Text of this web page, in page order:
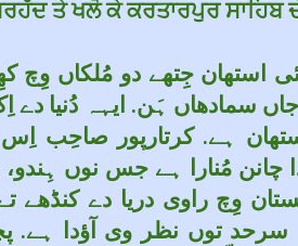
ਤੇ ਖਲੋ ਕੇ ਕਰਤਾਰਪੁਰ ਸਾਹਿਬ
استھان جِتھے دو مُلکاں وِچ
سمادھاں ہَن. ایہہ دُنیا دے
ہے. کرتارپور صاحِب اِس
چانن مُنارا ہے جس نوں
وِچ راوی دریا دے کنڈھے